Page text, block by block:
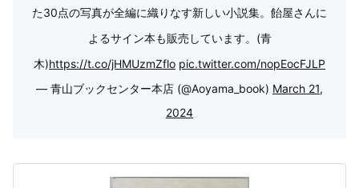
た30点の写真が全編に織りなす新しい小説集。飴屋さんに
よるサイン本も販売しています。(青
木)https://t.co/jHMUzmZflo pic.twitter.com/nopEocFJLP
— 青山ブックセンター本店 (@Aoyama_book) March 21,
2024